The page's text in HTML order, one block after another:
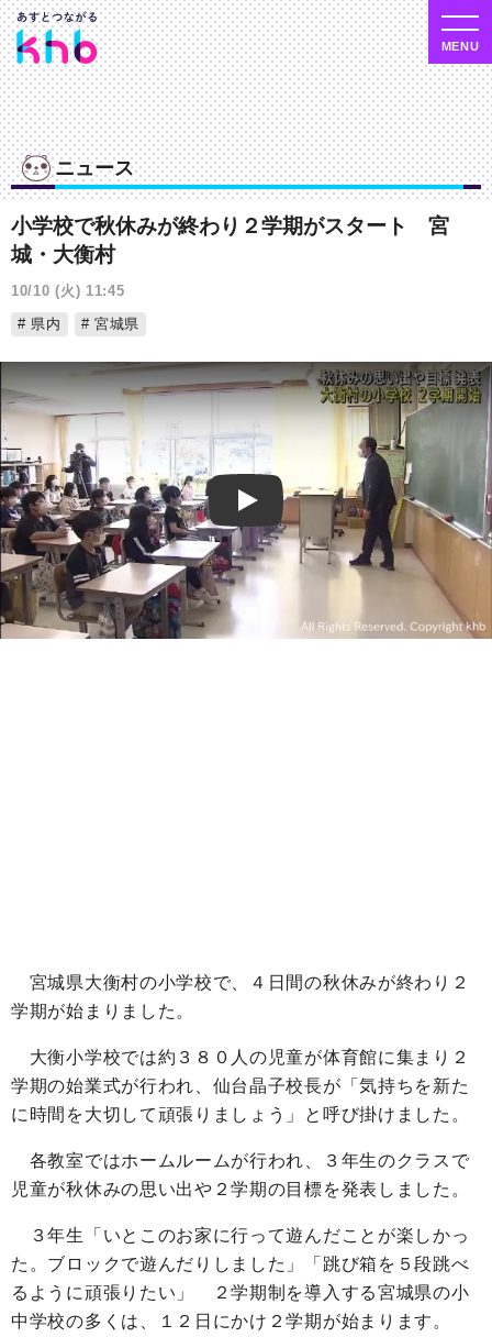
ニュース
小学校で秋休みが終わり２学期がスタート 宮
城・大衡村
10/10 (火) 11:45
県内
宮城県
Play
宮城県大衡村の小学校で、４日間の秋休みが終わり２
学期が始まりました。
大衡小学校では約３８０人の児童が体育館に集まり２
学期の始業式が行われ、仙台晶子校長が「気持ちを新た
に時間を大切して頑張りましょう」と呼び掛けました。
各教室ではホームルームが行われ、３年生のクラスで
児童が秋休みの思い出や２学期の目標を発表しました。
３年生「いとこのお家に行って遊んだことが楽しかっ
た。ブロックで遊んだりしました」「跳び箱を５段跳べ
るように頑張りたい」 ２学期制を導入する宮城県の小
中学校の多くは、１２日にかけ２学期が始まります。